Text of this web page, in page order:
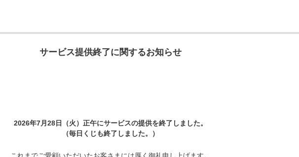
サービス提供終了に関するお知らせ
2026年7月28日（火）正午にサービスの提供を終了しました。
（毎日くじも終了しました。）